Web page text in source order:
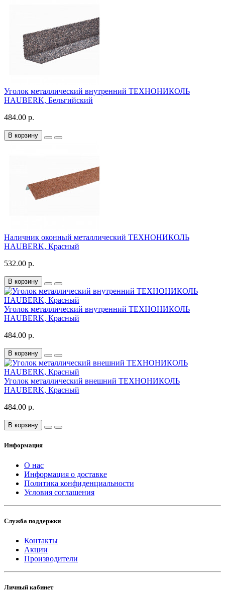
Уголок металлический внутренний ТЕХНОНИКОЛЬ
HAUBERK, Бельгийский
484.00 р.
В корзину
Наличник оконный металлический ТЕХНОНИКОЛЬ
HAUBERK, Красный
532.00 р.
В корзину
Уголок металлический внутренний ТЕХНОНИКОЛЬ
HAUBERK, Красный
484.00 р.
В корзину
Уголок металлический внешний ТЕХНОНИКОЛЬ
HAUBERK, Красный
484.00 р.
В корзину
Информация
О нас
Информация о доставке
Политика конфиденциальности
Условия соглашения
Служба поддержки
Контакты
Акции
Производители
Личный кабинет